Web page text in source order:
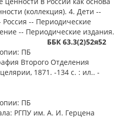
(коллекция). 4. Дети --
-- Периодические
-- Периодические издания.
ББК 63.3(2)52я52
ПБ
Второго Отделения
1871. -134 с. : ил.. -
ПБ
РГПУ им. А. И. Герцена